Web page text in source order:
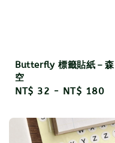
Butterfly 標籤貼紙－森
空
Regular
NT$ 32 - NT$ 180